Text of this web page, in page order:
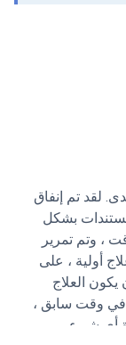
لقد تم إنفاق
بشكل
، وتم تمرير
أولية ، على
العلاج
في وقت سابق ،
أي شيء ...